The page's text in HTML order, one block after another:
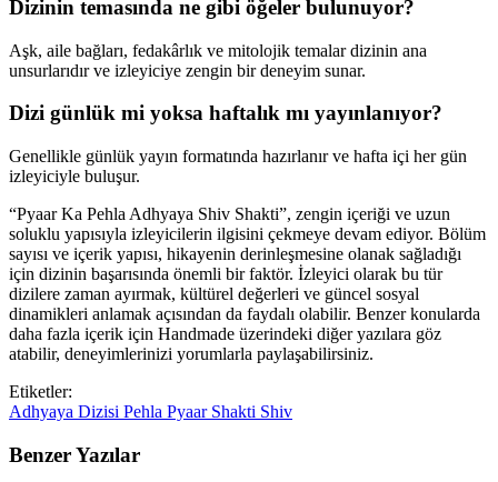
Dizinin temasında ne gibi öğeler bulunuyor?
Aşk, aile bağları, fedakârlık ve mitolojik temalar dizinin ana
unsurlarıdır ve izleyiciye zengin bir deneyim sunar.
Dizi günlük mi yoksa haftalık mı yayınlanıyor?
Genellikle günlük yayın formatında hazırlanır ve hafta içi her gün
izleyiciyle buluşur.
“Pyaar Ka Pehla Adhyaya Shiv Shakti”, zengin içeriği ve uzun
soluklu yapısıyla izleyicilerin ilgisini çekmeye devam ediyor. Bölüm
sayısı ve içerik yapısı, hikayenin derinleşmesine olanak sağladığı
için dizinin başarısında önemli bir faktör. İzleyici olarak bu tür
dizilere zaman ayırmak, kültürel değerleri ve güncel sosyal
dinamikleri anlamak açısından da faydalı olabilir. Benzer konularda
daha fazla içerik için Handmade üzerindeki diğer yazılara göz
atabilir, deneyimlerinizi yorumlarla paylaşabilirsiniz.
Etiketler:
Adhyaya Dizisi Pehla Pyaar Shakti Shiv
Benzer Yazılar